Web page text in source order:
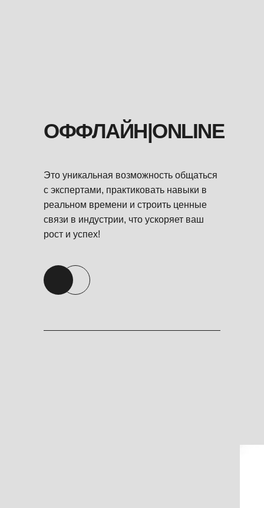
ОФФЛАЙН|ONLINE
Это уникальная возможность общаться
с экспертами, практиковать навыки в
реальном времени и строить ценные
связи в индустрии, что ускоряет ваш
рост и успех!